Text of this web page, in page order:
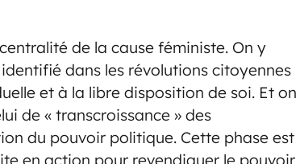
de la cause féministe. On y
dans les révolutions citoyennes
et à la libre disposition de soi. Et on
de « transcroissance » des
du pouvoir politique. Cette phase est